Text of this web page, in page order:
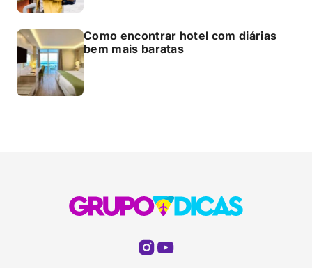
Como encontrar hotel com diárias
bem mais baratas